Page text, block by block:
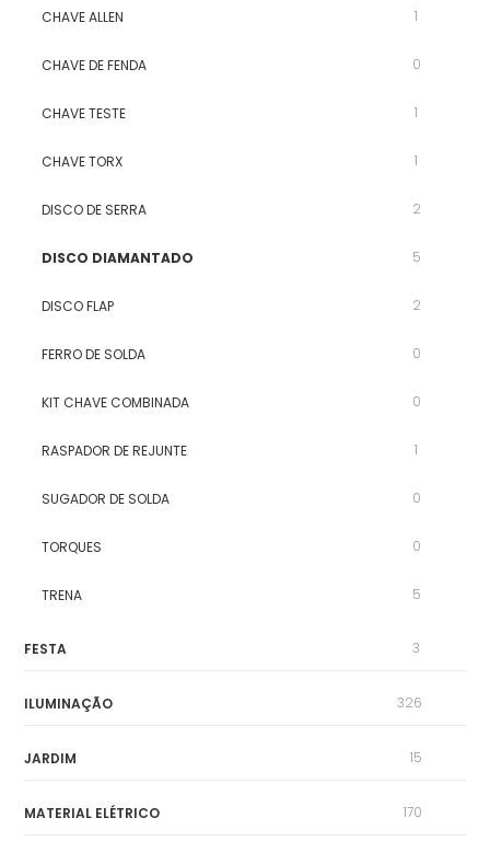
CHAVE ALLEN 1
CHAVE DE FENDA 0
CHAVE TESTE 1
CHAVE TORX 1
DISCO DE SERRA 2
DISCO DIAMANTADO 5
DISCO FLAP 2
FERRO DE SOLDA 0
KIT CHAVE COMBINADA 0
RASPADOR DE REJUNTE 1
SUGADOR DE SOLDA 0
TORQUES 0
TRENA 5
FESTA 3
ILUMINAÇÃO 326
JARDIM 15
MATERIAL ELÉTRICO 170